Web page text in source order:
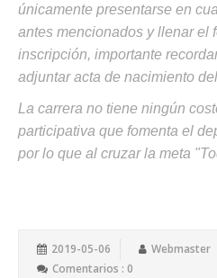
únicamente presentarse en
antes mencionados y llenar el
inscripción, importante
adjuntar acta de nacimiento
La carrera no tiene ningún
participativa que fomenta el
por lo que al cruzar la meta
2019-05-06 Webmaster
Comentarios : 0